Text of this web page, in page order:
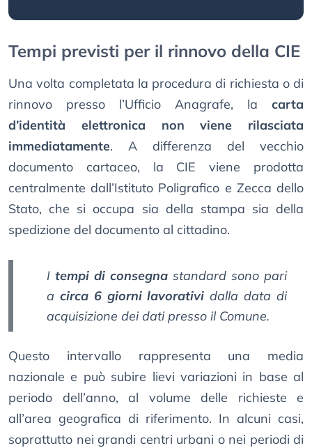
Tempi previsti per il rinnovo della CIE
Una volta completata la procedura di richiesta o di
rinnovo presso l’Ufficio Anagrafe, la carta
d’identità elettronica non viene rilasciata
immediatamente. A differenza del vecchio
documento cartaceo, la CIE viene prodotta
centralmente dall’Istituto Poligrafico e Zecca dello
Stato, che si occupa sia della stampa sia della
spedizione del documento al cittadino.
I tempi di consegna standard sono pari
a circa 6 giorni lavorativi dalla data di
acquisizione dei dati presso il Comune.
Questo intervallo rappresenta una media
nazionale e può subire lievi variazioni in base al
periodo dell’anno, al volume delle richieste e
all’area geografica di riferimento. In alcuni casi,
soprattutto nei grandi centri urbani o nei periodi di